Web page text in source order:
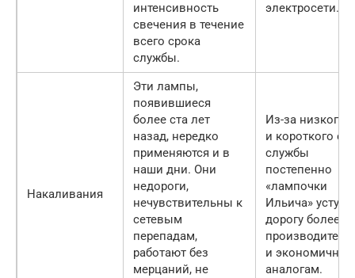
интенсивность
свечения в течение
всего срока
службы.
электросети.
Накаливания
Эти лампы,
появившиеся
более ста лет
назад, нередко
применяются и в
наши дни. Они
недороги,
нечувствительны к
сетевым
перепадам,
работают без
мерцаний, не
Из-за низкого
и короткого
службы
постепенно
«лампочки
Ильича»
дорогу более
и
аналогам.